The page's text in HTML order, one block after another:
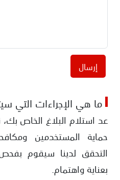
إرسال
ما هي الإجراءات التي
عد استلام البلاغ الخاص بك،
حماية المستخدمين
التحقق لدينا سيقوم
بعناية واهتمام.